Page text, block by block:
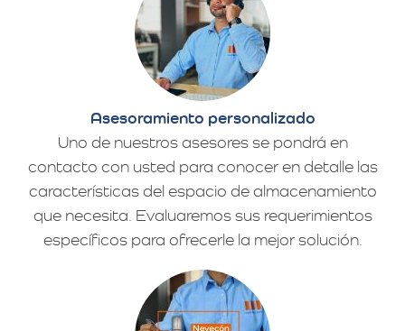
Asesoramiento personalizado
Uno de nuestros asesores se pondrá en
contacto con usted para conocer en detalle las
características del espacio de almacenamiento
que necesita. Evaluaremos sus requerimientos
específicos para ofrecerle la mejor solución.